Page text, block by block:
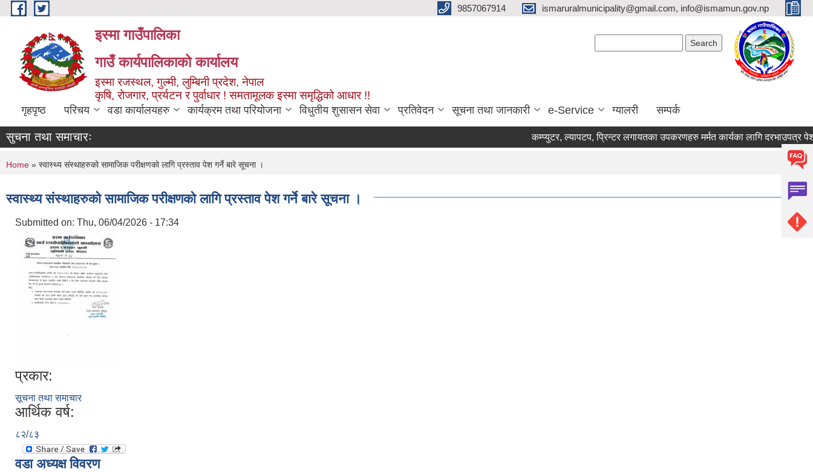
Skip to main content 9857067914 ismaruralmunicipality@gmail.com, info@ismamun.gov.np
इस्मा गाउँपालिका
गाउँ कार्यपालिकाको कार्यालय
इस्मा रजस्थल, गुल्मी, लुम्बिनी प्रदेश, नेपाल
कृषि, रोजगार, प्रर्यटन र पुर्वाधार ! समतामूलक इस्मा समृद्धिको आधार !!
गृहपृष्ठ परिचय वडा कार्यालयहरु कार्यक्रम तथा परियोजना विधुतीय शुसासन सेवा प्रतिवेदन सूचना तथा जानकारी e-Service ग्यालरी सम्पर्क
सुचना तथा समाचारः कम्प्युटर, ल्यापटप, प्रिन्टर लगायतका उपकरणहरु मर्मत कार्यका लागि दरभाउपत्र पेश गर्ने
You are here
Home » स्वास्थ्य संस्थाहरुको सामाजिक परीक्षणको लागि प्रस्ताव पेश गर्ने बारे सूचना ।
स्वास्थ्य संस्थाहरुको सामाजिक परीक्षणको लागि प्रस्ताव पेश गर्ने बारे सूचना ।
Submitted on: Thu, 06/04/2026 - 17:34
प्रकार:
सूचना तथा समाचार
आर्थिक वर्ष:
८२/८३
वडा अध्यक्ष विवरण